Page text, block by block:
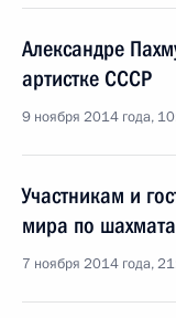
Александре
артистке СССР
9 ноября 2014 года,
Участникам и
мира по
7 ноября 2014 года,